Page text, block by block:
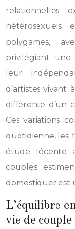
relationnelles
hétérosexuels
polygames,
privilégient une
leur
d’artistes vivant
différente d’un
Ces variations
quotidienne, les
étude récente
couples
domestiques est
L’équilibre
vie de couple